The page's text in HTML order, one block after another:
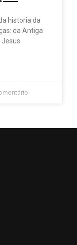
historia da
da Antiga